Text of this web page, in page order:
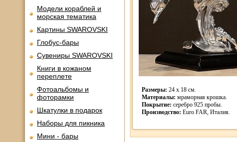
Модели кораблей и
морская тематика
Картины SWAROVSKI
Глобус-бары
Сувениры SWAROVSKI
Книги в кожаном
переплете
Фотоальбомы и
фоторамки
Шкатулки в подарок
Наборы для пикника
Мини - бары
Размеры: 24 х 18 см.
Материалы: мраморная крошка.
Покрытие: серебро 925 пробы.
Производство: Euro FAR, Италия.